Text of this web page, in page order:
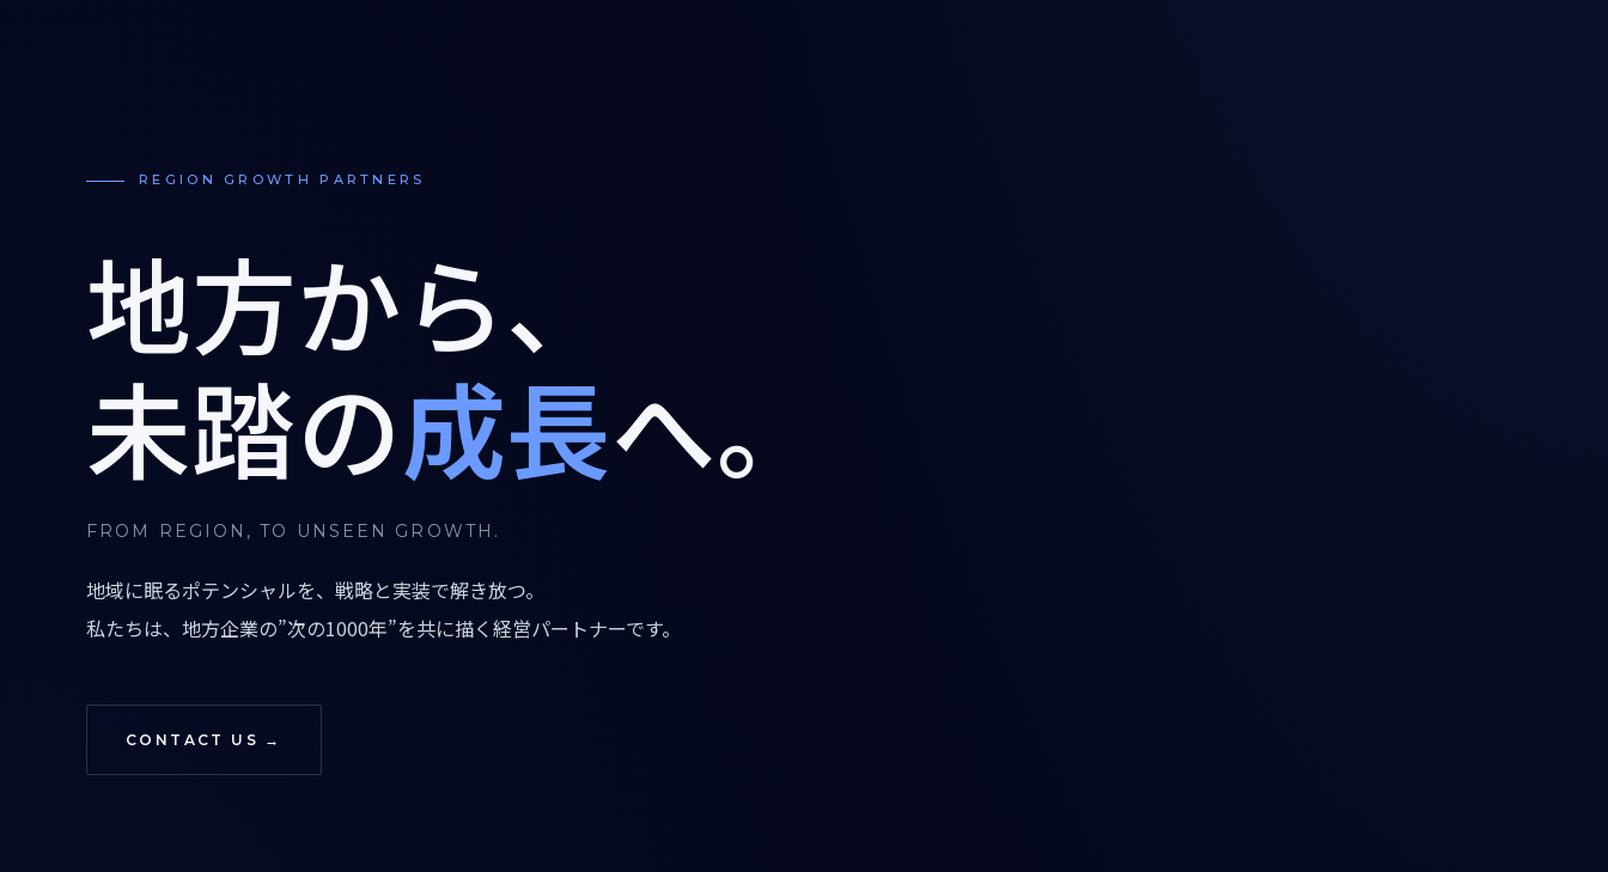
REGION GROWTH PARTNERS
地方から、
未踏の成長へ。
FROM REGION, TO UNSEEN GROWTH.
地域に眠るポテンシャルを、戦略と実装で解き放つ。
私たちは、地方企業の”次の1000年”を共に描く経営パートナーです。
CONTACT US →